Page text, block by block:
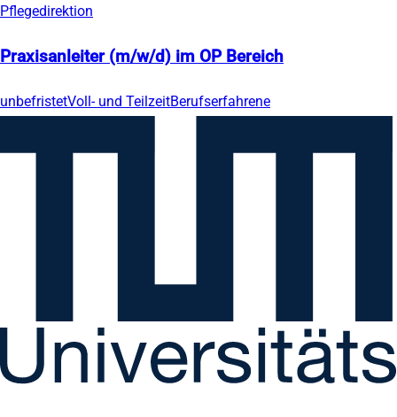
Pflegedirektion
Praxisanleiter (m/w/d) im OP Bereich
unbefristetVoll- und TeilzeitBerufserfahrene